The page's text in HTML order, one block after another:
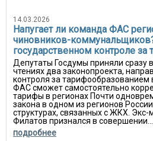
14.03.2026
Напугает ли команда ФАС
чиновников-
государственном контроле
Депутаты Госдумы приняли сразу
чтениях два законопроекта,
контроля за
ФАС сможет самостоятельно
тарифы в регионах Почти
закона в одном из регионов
структурах, связанных с ЖКХ.
Филатов признался в совершении...
подробнее